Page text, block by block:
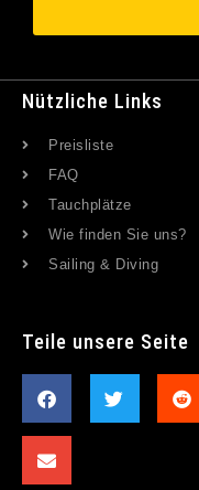
Nützliche Links
Preisliste
FAQ
Tauchplätze
Wie finden Sie uns?
Sailing & Diving
Teile unsere Seite